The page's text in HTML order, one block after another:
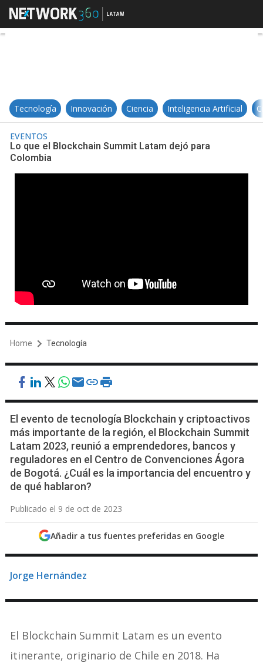
Lo que el Blockchain Summit
Tecnología Innovación Ciencia Inteligencia Artificial
EVENTOS
Lo que el Blockchain Summit Latam dejó para
Colombia
Home Tecnología
El evento de tecnología Blockchain y criptoactivos
más importante de la región, el Blockchain Summit
Latam 2023, reunió a emprendedores, bancos y
reguladores en el Centro de Convenciones Ágora
de Bogotá. ¿Cuál es la importancia del encuentro y
de qué hablaron?
Publicado el 9 de oct de 2023
Añadir a tus fuentes preferidas en Google
Jorge Hernández
El Blockchain Summit Latam es un evento
itinerante, originario de Chile en 2018. Ha